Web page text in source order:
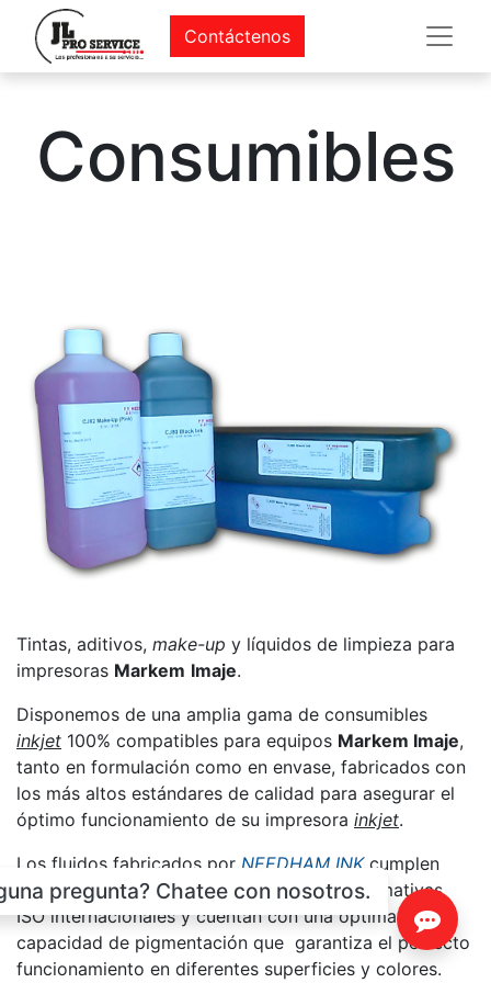
Contáctenos
Consumibles
Tintas, aditivos, make-up y líquidos de limpieza para
impresoras Markem Imaje.
Disponemos de una amplia gama de consumibles
inkjet 100% compatibles para equipos Markem Imaje,
tanto en formulación como en envase, fabricados con
los más altos estándares de calidad para asegurar el
óptimo funcionamiento de su impresora inkjet.
Los fluidos fabricados por NEEDHAM INK cumplen
estrictamente con todas las garantías y normativas
ISO internacionales y cuentan con una óptima
capacidad de pigmentación que garantiza el perfecto
funcionamiento en diferentes superficies y colores.
pregunta? Chatee con nosotros.